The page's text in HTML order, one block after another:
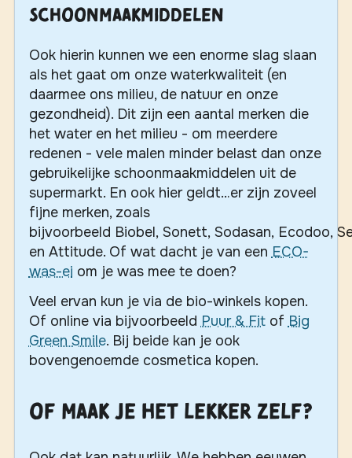
Schoonmaakmiddelen
Ook hierin kunnen we een enorme slag slaan
als het gaat om onze waterkwaliteit (en
daarmee ons milieu, de natuur en onze
gezondheid). Dit zijn een aantal merken die
het water en het milieu - om meerdere
redenen - vele malen minder belast dan onze
gebruikelijke schoonmaakmiddelen uit de
supermarkt. En ook hier geldt…er zijn zoveel
fijne merken, zoals
bijvoorbeeld Biobel, Sonett, Sodasan, Ecodoo,
en Attitude. Of wat dacht je van een ECO-
was-ei om je was mee te doen?
Veel ervan kun je via de bio-winkels kopen.
Of online via bijvoorbeeld Puur & Fitof Big
Green Smile. Bij beide kan je ook
bovengenoemde cosmetica kopen.
Of maak je het lekker zelf?